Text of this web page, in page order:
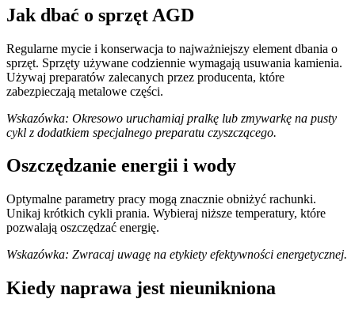
Jak dbać o sprzęt AGD
Regularne mycie i konserwacja to najważniejszy element dbania o
sprzęt. Sprzęty używane codziennie wymagają usuwania kamienia.
Używaj preparatów zalecanych przez producenta, które
zabezpieczają metalowe części.
Wskazówka: Okresowo uruchamiaj pralkę lub zmywarkę na pusty
cykl z dodatkiem specjalnego preparatu czyszczącego.
Oszczędzanie energii i wody
Optymalne parametry pracy mogą znacznie obniżyć rachunki.
Unikaj krótkich cykli prania. Wybieraj niższe temperatury, które
pozwalają oszczędzać energię.
Wskazówka: Zwracaj uwagę na etykiety efektywności energetycznej.
Kiedy naprawa jest nieunikniona